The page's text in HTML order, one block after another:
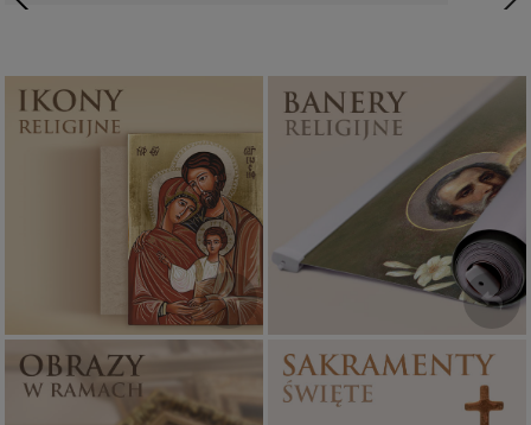
Ikony religijne
PONAD 400
WZORÓW
Banery religijne
ZOBACZ